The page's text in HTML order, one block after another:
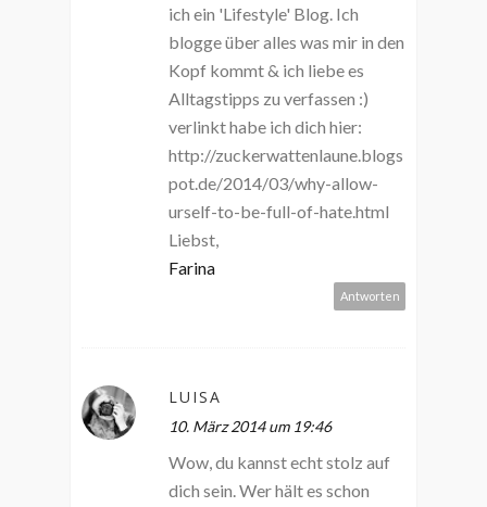
ich ein 'Lifestyle' Blog. Ich
blogge über alles was mir in den
Kopf kommt & ich liebe es
Alltagstipps zu verfassen :)
verlinkt habe ich dich hier:
http://zuckerwattenlaune.blogs
pot.de/2014/03/why-allow-
urself-to-be-full-of-hate.html
Liebst,
Farina
Antworten
LUISA
10. März 2014 um 19:46
Wow, du kannst echt stolz auf
dich sein. Wer hält es schon